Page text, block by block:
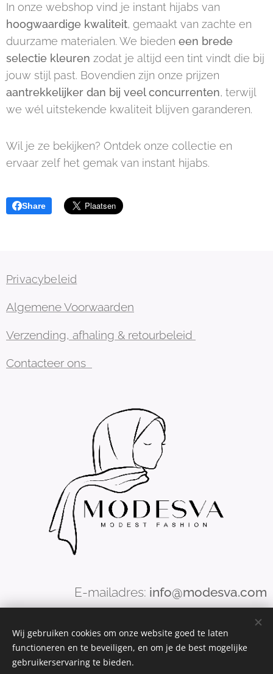
In onze webshop vind je instant hijabs van
hoogwaardige kwaliteit, gemaakt van zachte en
duurzame materialen. We bieden een brede
selectie kleuren zodat je altijd een tint vindt die bij
jouw stijl past. Bovendien zijn onze prijzen
aantrekkelijker dan bij veel concurrenten, terwijl
we wél uitstekende kwaliteit blijven garanderen.
Wil je ze bekijken? Ontdek onze collectie en
ervaar zelf het gemak van instant hijabs.
Share
Privacybeleid
Algemene Voorwaarden
Verzending, afhaling & retourbeleid
Contacteer ons
E-mailadres: info@modesva.com
49 37
BTW nr:BE0713590101
Wij gebruiken cookies om onze website goed te laten
functioneren en te beveiligen, en om je de best mogelijke
gebruikerservaring te bieden.